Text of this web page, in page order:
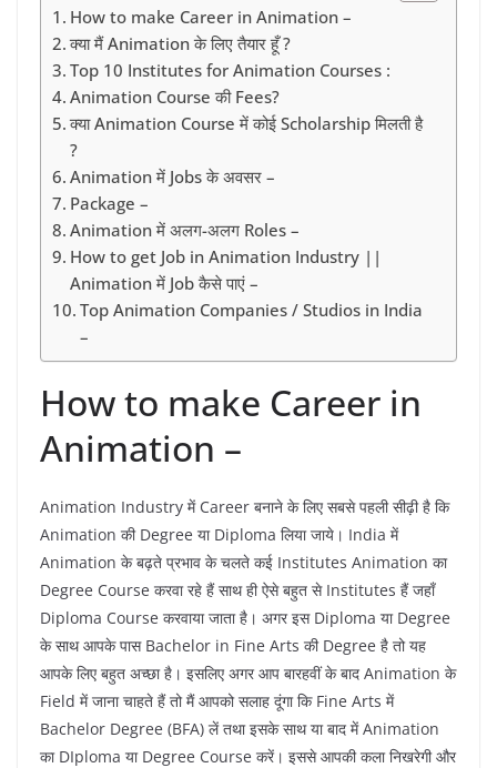
How to make Career in Animation –
क्या मैं Animation के लिए तैयार हूँ ?
Top 10 Institutes for Animation Courses :
Animation Course की Fees?
क्या Animation Course में कोई Scholarship मिलती है
?
Animation में Jobs के अवसर –
Package –
Animation में अलग-अलग Roles –
How to get Job in Animation Industry ||
Animation में Job कैसे पाएं –
Top Animation Companies / Studios in India
–
How to make Career in
Animation –
Animation Industry में Career बनाने के लिए सबसे पहली सीढ़ी है कि
Animation की Degree या Diploma लिया जाये। India में
Animation के बढ़ते प्रभाव के चलते कई Institutes Animation का
Degree Course करवा रहे हैं साथ ही ऐसे बहुत से Institutes हैं जहाँ
Diploma Course करवाया जाता है। अगर इस Diploma या Degree
के साथ आपके पास Bachelor in Fine Arts की Degree है तो यह
आपके लिए बहुत अच्छा है। इसलिए अगर आप बारहवीं के बाद Animation के
Field में जाना चाहते हैं तो मैं आपको सलाह दूंगा कि Fine Arts में
Bachelor Degree (BFA) लें तथा इसके साथ या बाद में Animation
का DIploma या Degree Course करें। इससे आपकी कला निखरेगी और